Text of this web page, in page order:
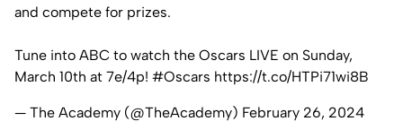
and compete for prizes.
Tune into ABC to watch the Oscars LIVE on Sunday,
March 10th at 7e/4p! #Oscars https://t.co/HTPi71wi8B
— The Academy (@TheAcademy) February 26, 2024